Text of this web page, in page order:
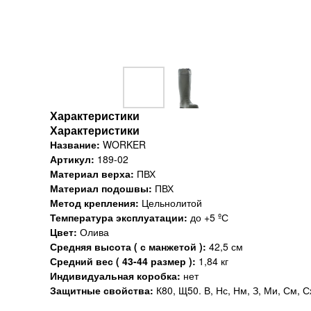
Характеристики
Характеристики
Название: WORKER
Артикул: 189-02
Материал верха: ПВХ
Материал подошвы: ПВХ
Метод крепления: Цельнолитой
Температура эксплуатации: до +5 ºС
Цвет: Олива
Средняя высота ( с манжетой ): 42,5 см
Средний вес ( 43-44 размер ): 1,84 кг
Индивидуальная коробка: нет
Защитные свойства: К80, Щ50. В, Нс, Нм, З, Ми, См,